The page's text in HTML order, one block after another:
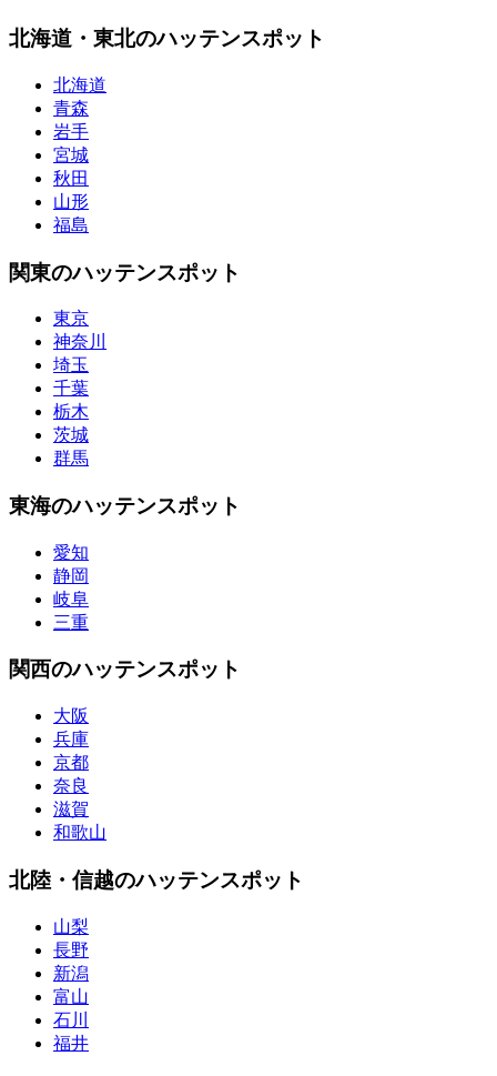
北海道・東北のハッテンスポット
北海道
青森
岩手
宮城
秋田
山形
福島
関東のハッテンスポット
東京
神奈川
埼玉
千葉
栃木
茨城
群馬
東海のハッテンスポット
愛知
静岡
岐阜
三重
関西のハッテンスポット
大阪
兵庫
京都
奈良
滋賀
和歌山
北陸・信越のハッテンスポット
山梨
長野
新潟
富山
石川
福井